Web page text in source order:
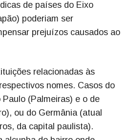
de países do Eixo
poderiam ser
prejuízos causados ao
relacionadas às
nomes. Casos do
(Palmeiras) e o de
ou do Germânia (atual
da capital paulista).